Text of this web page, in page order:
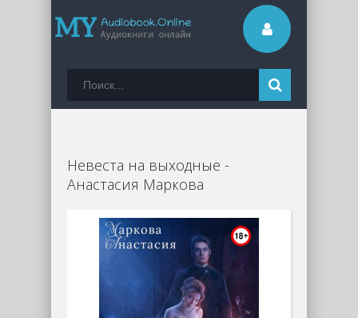
Невеста на выходные -
Анастасия Маркова